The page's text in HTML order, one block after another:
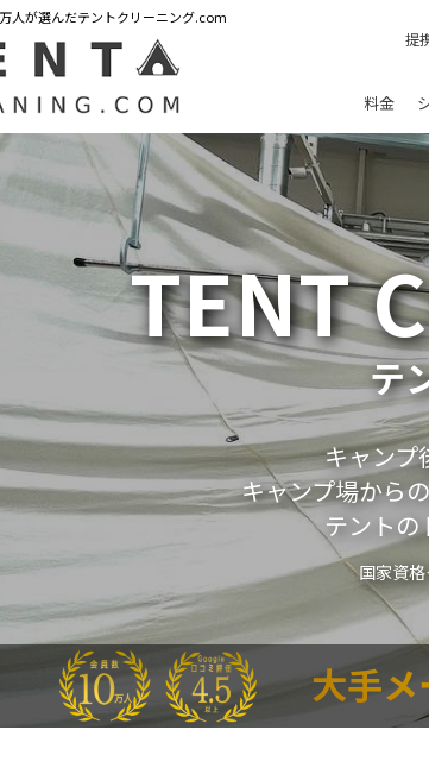
人が選んだテントクリーニング.com
提
料金
TENT
テ
キャンプ
キャンプ場から
テントの
国家資
大手